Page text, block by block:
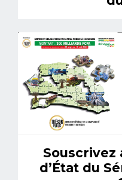
Souscrivez
d’État du